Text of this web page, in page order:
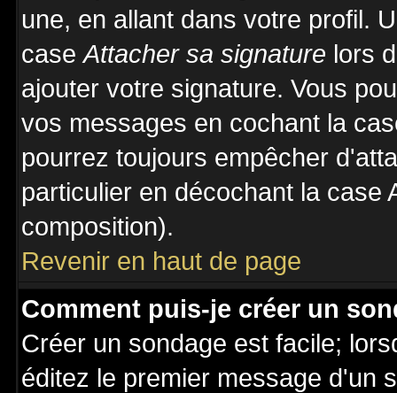
une, en allant dans votre profil.
caseAttacher sa signature lors
ajouter votre signature. Vous
vos messages en cochant la
pourrez toujours empêcher
particulier en décochant la case
composition).
Revenir en haut de page
Comment puis-je créer un
Créer un sondage est facile;
éditez le premier message d'un